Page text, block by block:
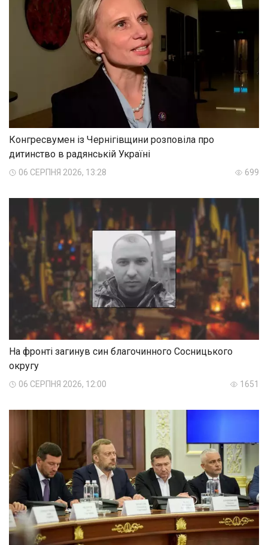
Конгресвумен із Чернігівщини розповіла про
дитинство в радянській Україні
06 СЕРПНЯ 2026, 13:28 699
На фронті загинув син благочинного Сосницького
округу
06 СЕРПНЯ 2026, 12:00 1651